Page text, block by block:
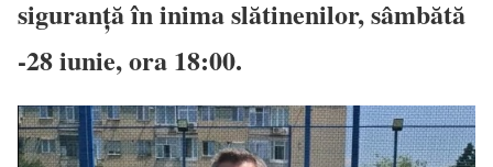
siguranță în inima slătinenilor, sâmbătă
-28 iunie, ora 18:00.